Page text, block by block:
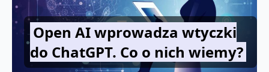
Open AI wprowadza wtyczki
do ChatGPT. Co o nich wiemy?